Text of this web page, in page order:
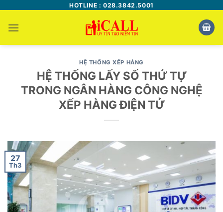
nội
dung
HOTLINE : 028.3842.5001
HỆ THỐNG XẾP HÀNG
HỆ THỐNG LẤY SỐ THỨ TỰ
TRONG NGÂN HÀNG CÔNG NGHỆ
XẾP HÀNG ĐIỆN TỬ
27
Th3